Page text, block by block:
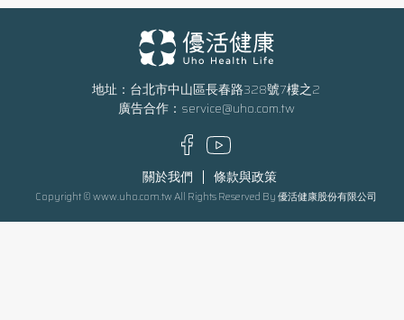
地址：台北市中山區長春路328號7樓之2
廣告合作： service@uho.com.tw
關於我們 條款與政策
Copyright © www.uho.com.tw All Rights Reserved By 優活健康股份有限公司